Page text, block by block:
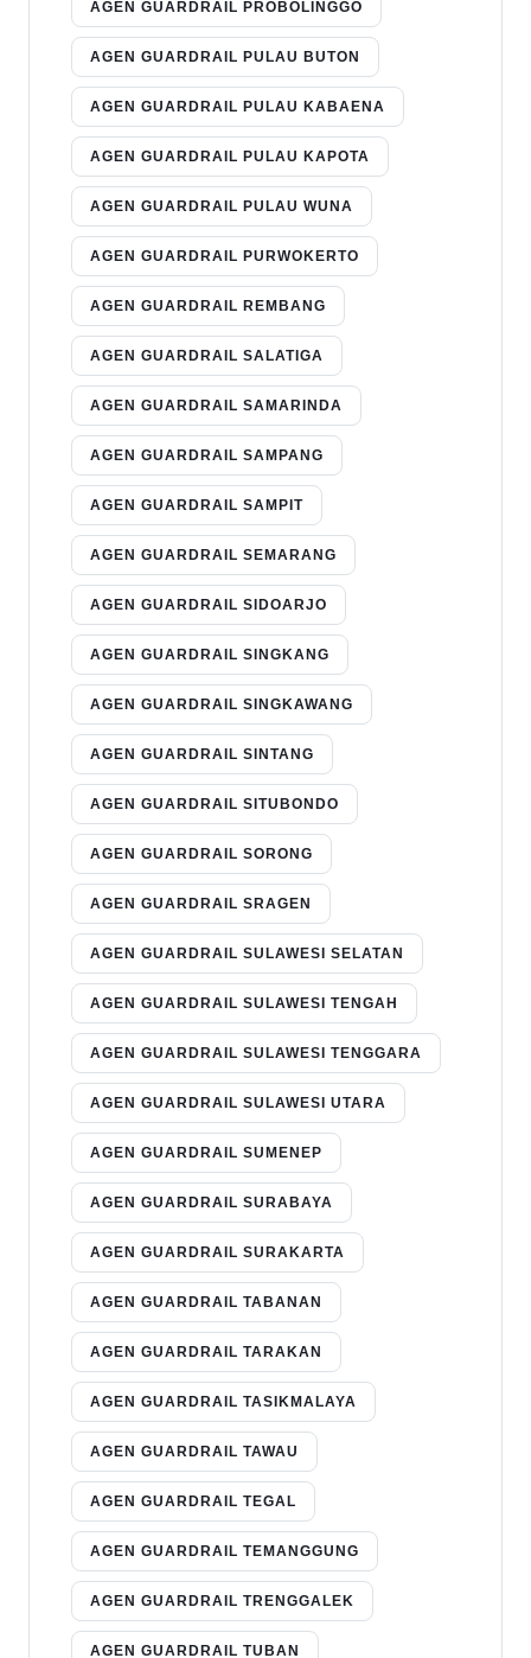
AGEN GUARDRAIL PROBOLINGGO
AGEN GUARDRAIL PULAU BUTON
AGEN GUARDRAIL PULAU KABAENA
AGEN GUARDRAIL PULAU KAPOTA
AGEN GUARDRAIL PULAU WUNA
AGEN GUARDRAIL PURWOKERTO
AGEN GUARDRAIL REMBANG
AGEN GUARDRAIL SALATIGA
AGEN GUARDRAIL SAMARINDA
AGEN GUARDRAIL SAMPANG
AGEN GUARDRAIL SAMPIT
AGEN GUARDRAIL SEMARANG
AGEN GUARDRAIL SIDOARJO
AGEN GUARDRAIL SINGKANG
AGEN GUARDRAIL SINGKAWANG
AGEN GUARDRAIL SINTANG
AGEN GUARDRAIL SITUBONDO
AGEN GUARDRAIL SORONG
AGEN GUARDRAIL SRAGEN
AGEN GUARDRAIL SULAWESI SELATAN
AGEN GUARDRAIL SULAWESI TENGAH
AGEN GUARDRAIL SULAWESI TENGGARA
AGEN GUARDRAIL SULAWESI UTARA
AGEN GUARDRAIL SUMENEP
AGEN GUARDRAIL SURABAYA
AGEN GUARDRAIL SURAKARTA
AGEN GUARDRAIL TABANAN
AGEN GUARDRAIL TARAKAN
AGEN GUARDRAIL TASIKMALAYA
AGEN GUARDRAIL TAWAU
AGEN GUARDRAIL TEGAL
AGEN GUARDRAIL TEMANGGUNG
AGEN GUARDRAIL TRENGGALEK
AGEN GUARDRAIL TUBAN